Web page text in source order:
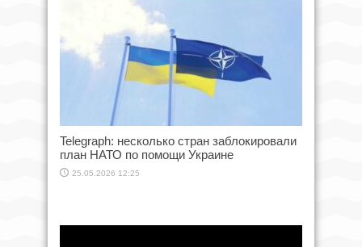
Telegraph: несколько стран заблокировали
план НАТО по помощи Украине
25.05.2026 12:25